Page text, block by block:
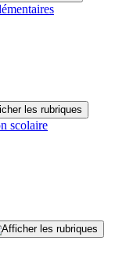
scolaire